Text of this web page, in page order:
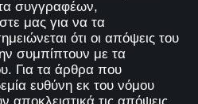
συγγραφέων,
μας για να τα
ότι οι απόψεις του
συμπίπτουν με τα
Για τα άρθρα που
ευθύνη εκ του νόμου